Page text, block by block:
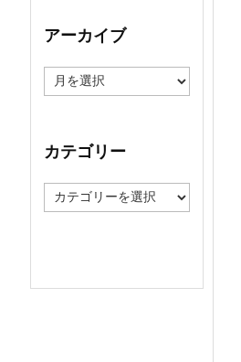
アーカイブ
ー
ブ
カテゴリー
テ